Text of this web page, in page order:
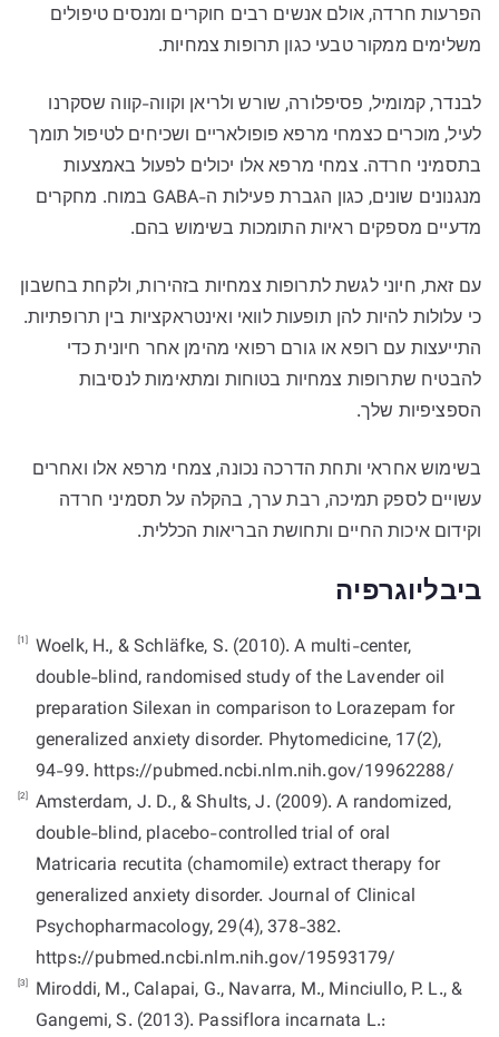
הפרעות חרדה, אולם אנשים רבים חוקרים ומנסים טיפולים
משלימים ממקור טבעי כגון תרופות צמחיות.
לבנדר, קמומיל, פסיפלורה, שורש ולריאן וקווה-קווה שסקרנו
לעיל, מוכרים כצמחי מרפא פופולאריים ושכיחים לטיפול תומך
בתסמיני חרדה. צמחי מרפא אלו יכולים לפעול באמצעות
מנגנונים שונים, כגון הגברת פעילות ה-GABA במוח. מחקרים
מדעיים מספקים ראיות התומכות בשימוש בהם.
עם זאת, חיוני לגשת לתרופות צמחיות בזהירות, ולקחת בחשבון
כי עלולות להיות להן תופעות לוואי ואינטראקציות בין תרופתיות.
התייעצות עם רופא או גורם רפואי מהימן אחר חיונית כדי
להבטיח שתרופות צמחיות בטוחות ומתאימות לנסיבות
הספציפיות שלך.
בשימוש אחראי ותחת הדרכה נכונה, צמחי מרפא אלו ואחרים
עשויים לספק תמיכה, רבת ערך, בהקלה על תסמיני חרדה
וקידום איכות החיים ותחושת הבריאות הכללית.
ביבליוגרפיה
[1] Woelk, H., & Schläfke, S. (2010). A multi-center,
double-blind, randomised study of the Lavender oil
preparation Silexan in comparison to Lorazepam for
generalized anxiety disorder. Phytomedicine, 17(2),
94-99. https://pubmed.ncbi.nlm.nih.gov/19962288/
[2] Amsterdam, J. D., & Shults, J. (2009). A randomized,
double-blind, placebo-controlled trial of oral
Matricaria recutita (chamomile) extract therapy for
generalized anxiety disorder. Journal of Clinical
Psychopharmacology, 29(4), 378-382.
https://pubmed.ncbi.nlm.nih.gov/19593179/
[3]
Miroddi, M., Calapai, G., Navarra, M., Minciullo, P. L., &
Gangemi, S. (2013). Passiflora incarnata L.: